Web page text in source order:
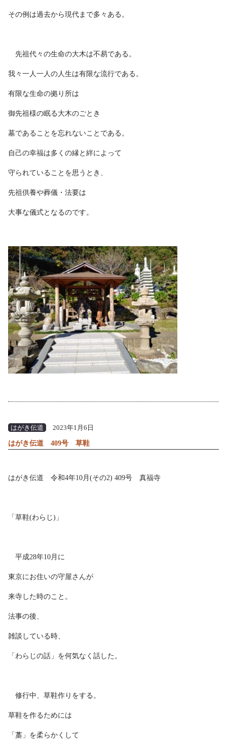
その例は過去から現代まで多々ある。
先祖代々の生命の大木は不易である。
我々一人一人の人生は有限な流行である。
有限な生命の拠り所は
御先祖様の眠る大木のごとき
墓であることを忘れないことである。
自己の幸福は多くの縁と絆によって
守られていることを思うとき、
先祖供養や葬儀・法要は
大事な儀式となるのです。
はがき伝道 2023年1月6日
はがき伝道 409号 草鞋
はがき伝道 令和4年10月(その2) 409号 真福寺
「草鞋(わらじ)」
平成28年10月に
東京にお住いの守屋さんが
来寺した時のこと。
法事の後、
雑談している時、
「わらじの話」を何気なく話した。
修行中、草鞋作りをする。
草鞋を作るためには
「藁」を柔らかくして